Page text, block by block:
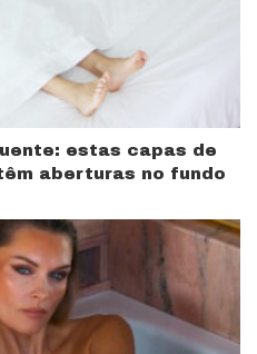
estas capas de
aberturas no fundo